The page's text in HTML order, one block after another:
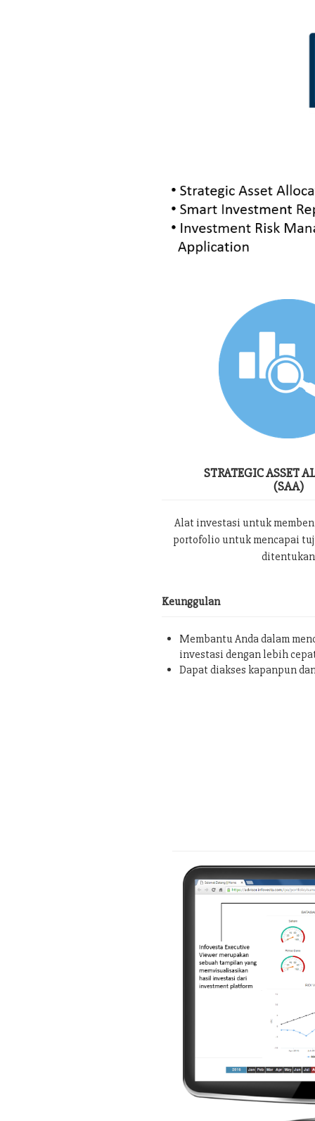
STRATEGIC ASSET
(SAA)
Alat investasi untuk
portofolio untuk mencapai
ditentukan
Keunggulan
Membantu Anda dalam
investasi dengan lebih
Dapat diakses kapanpun